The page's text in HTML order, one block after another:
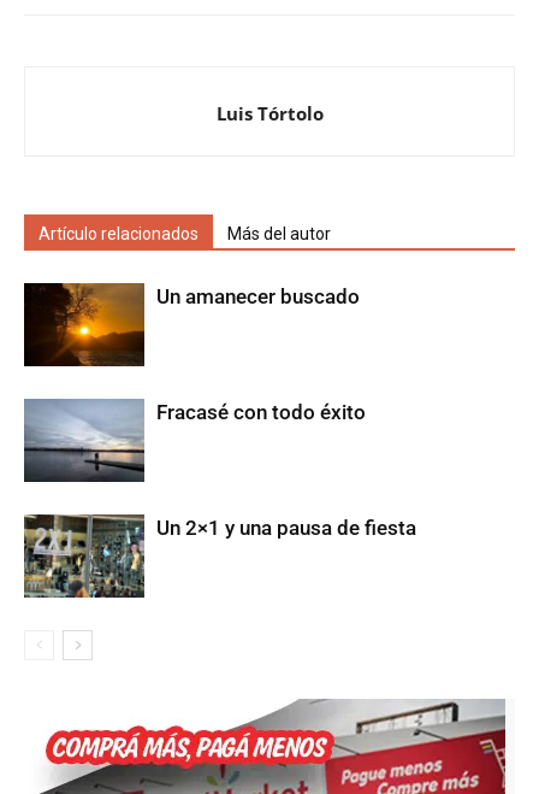
Luis Tórtolo
Artículo relacionados Más del autor
Un amanecer buscado
Fracasé con todo éxito
Un 2×1 y una pausa de fiesta